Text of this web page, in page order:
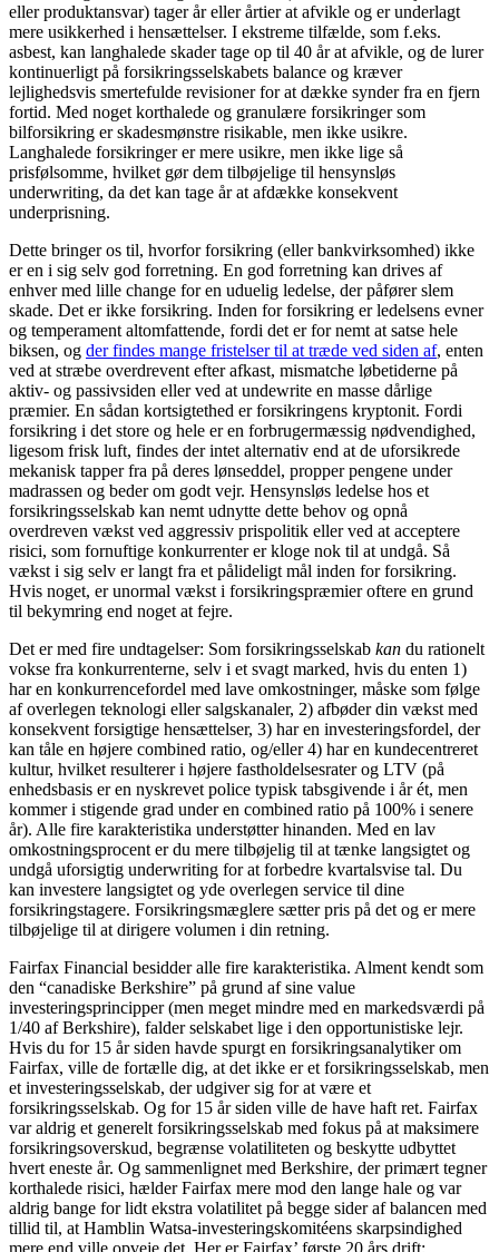
eller produktansvar) tager år eller årtier at afvikle og er underlagt
mere usikkerhed i hensættelser. I ekstreme tilfælde, som f.eks.
asbest, kan langhalede skader tage op til 40 år at afvikle, og de lurer
kontinuerligt på forsikringsselskabets balance og kræver
lejlighedsvis smertefulde revisioner for at dække synder fra en fjern
fortid. Med noget korthalede og granulære forsikringer som
bilforsikring er skadesmønstre risikable, men ikke usikre.
Langhalede forsikringer er mere usikre, men ikke lige så
prisfølsomme, hvilket gør dem tilbøjelige til hensynsløs
underwriting, da det kan tage år at afdække konsekvent
underprisning.
Dette bringer os til, hvorfor forsikring (eller bankvirksomhed) ikke
er en i sig selv god forretning. En god forretning kan drives af
enhver med lille change for en uduelig ledelse, der påfører slem
skade. Det er ikke forsikring. Inden for forsikring er ledelsens evner
og temperament altomfattende, fordi det er for nemt at satse hele
biksen, og der findes mange fristelser til at træde ved siden af, enten
ved at stræbe overdrevent efter afkast, mismatche løbetiderne på
aktiv- og passivsiden eller ved at undewrite en masse dårlige
præmier. En sådan kortsigtethed er forsikringens kryptonit. Fordi
forsikring i det store og hele er en forbrugermæssig nødvendighed,
ligesom frisk luft, findes der intet alternativ end at de uforsikrede
mekanisk tapper fra på deres lønseddel, propper pengene under
madrassen og beder om godt vejr. Hensynsløs ledelse hos et
forsikringsselskab kan nemt udnytte dette behov og opnå
overdreven vækst ved aggressiv prispolitik eller ved at acceptere
risici, som fornuftige konkurrenter er kloge nok til at undgå. Så
vækst i sig selv er langt fra et pålideligt mål inden for forsikring.
Hvis noget, er unormal vækst i forsikringspræmier oftere en grund
til bekymring end noget at fejre.
Det er med fire undtagelser: Som forsikringsselskab kan du rationelt
vokse fra konkurrenterne, selv i et svagt marked, hvis du enten 1)
har en konkurrencefordel med lave omkostninger, måske som følge
af overlegen teknologi eller salgskanaler, 2) afbøder din vækst med
konsekvent forsigtige hensættelser, 3) har en investeringsfordel, der
kan tåle en højere combined ratio, og/eller 4) har en kundecentreret
kultur, hvilket resulterer i højere fastholdelsesrater og LTV (på
enhedsbasis er en nyskrevet police typisk tabsgivende i år ét, men
kommer i stigende grad under en combined ratio på 100% i senere
år). Alle fire karakteristika understøtter hinanden. Med en lav
omkostningsprocent er du mere tilbøjelig til at tænke langsigtet og
undgå uforsigtig underwriting for at forbedre kvartalsvise tal. Du
kan investere langsigtet og yde overlegen service til dine
forsikringstagere. Forsikringsmæglere sætter pris på det og er mere
tilbøjelige til at dirigere volumen i din retning.
Fairfax Financial besidder alle fire karakteristika. Alment kendt som
den “canadiske Berkshire” på grund af sine value
investeringsprincipper (men meget mindre med en markedsværdi på
1/40 af Berkshire), falder selskabet lige i den opportunistiske lejr.
Hvis du for 15 år siden havde spurgt en forsikringsanalytiker om
Fairfax, ville de fortælle dig, at det ikke er et forsikringsselskab, men
et investeringsselskab, der udgiver sig for at være et
forsikringsselskab. Og for 15 år siden ville de have haft ret. Fairfax
var aldrig et generelt forsikringsselskab med fokus på at maksimere
forsikringsoverskud, begrænse volatiliteten og beskytte udbyttet
hvert eneste år. Og sammenlignet med Berkshire, der primært tegner
korthalede risici, hælder Fairfax mere mod den lange hale og var
aldrig bange for lidt ekstra volatilitet på begge sider af balancen med
tillid til, at Hamblin Watsa-investeringskomitéens skarpsindighed
mere end ville opveje det. Her er Fairfax’ første 20 års drift: